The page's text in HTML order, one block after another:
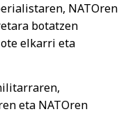
NATOren
botatzen
elkarri eta
eta NATOren